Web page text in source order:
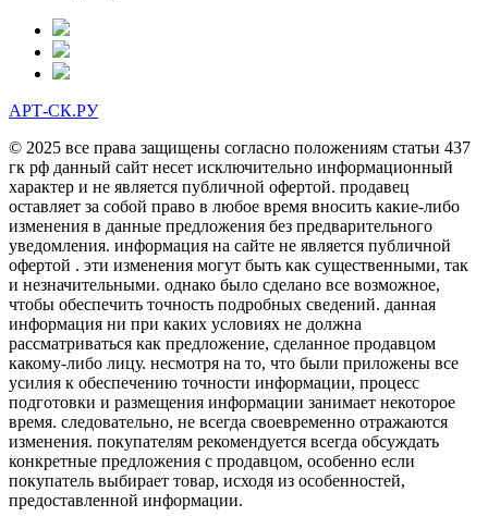
АРТ-СК.РУ
© 2025 все права защищены согласно положениям статьи 437
гк рф данный сайт несет исключительно информационный
характер и не является публичной офертой. продавец
оставляет за собой право в любое время вносить какие-либо
изменения в данные предложения без предварительного
уведомления. информация на сайте не является публичной
офертой . эти изменения могут быть как существенными, так
и незначительными. однако было сделано все возможное,
чтобы обеспечить точность подробных сведений. данная
информация ни при каких условиях не должна
рассматриваться как предложение, сделанное продавцом
какому-либо лицу. несмотря на то, что были приложены все
усилия к обеспечению точности информации, процесс
подготовки и размещения информации занимает некоторое
время. следовательно, не всегда своевременно отражаются
изменения. покупателям рекомендуется всегда обсуждать
конкретные предложения с продавцом, особенно если
покупатель выбирает товар, исходя из особенностей,
предоставленной информации.